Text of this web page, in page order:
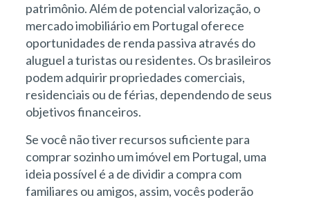
patrimônio. Além de potencial valorização, o
mercado imobiliário em Portugal oferece
oportunidades de renda passiva através do
aluguel a turistas ou residentes. Os brasileiros
podem adquirir propriedades comerciais,
residenciais ou de férias, dependendo de seus
objetivos financeiros.
Se você não tiver recursos suficiente para
comprar sozinho um imóvel em Portugal, uma
ideia possível é a de dividir a compra com
familiares ou amigos, assim, vocês poderão